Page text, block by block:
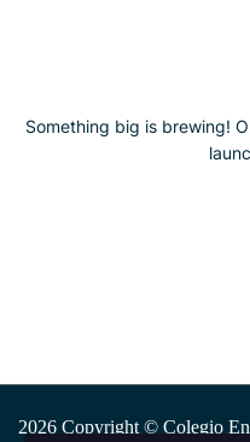
Something big is brewing!
2026 Copyright © Colegio